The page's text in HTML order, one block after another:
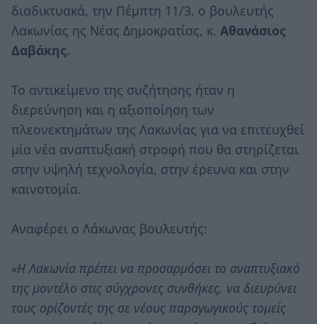
διαδικτυακά, την Πέμπτη 11/3, ο βουλευτής
Λακωνίας ης Νέας Δημοκρατίας, κ. Αθανάσιος
Δαβάκης.
Το αντικείμενο της συζήτησης ήταν η
διερεύνηση και η αξιοποίηση των
πλεονεκτημάτων της Λακωνίας για να επιτευχθεί
μία νέα αναπτυξιακή στροφή που θα στηρίζεται
στην υψηλή τεχνολογία, στην έρευνα και στην
καινοτομία.
Αναφέρει ο Λάκωνας βουλευτής:
«Η Λακωνία πρέπει να προσαρμόσει το αναπτυξιακό
της μοντέλο στις σύγχρονες συνθήκες, να διευρύνει
τους ορίζοντές της σε νέους παραγωγικούς τομείς